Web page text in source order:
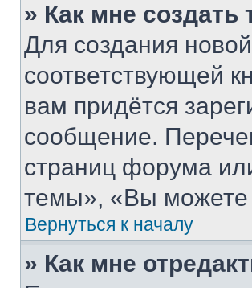
» Как мне
Для создания
соответствующей
вам придётся
сообщение.
страниц форума
темы», «Вы можете
Вернуться к началу
» Как мне